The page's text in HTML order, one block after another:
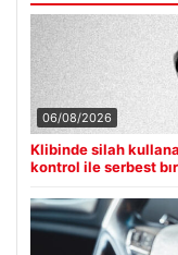
06/08/2026
Klibinde silah
kontrol ile serbest